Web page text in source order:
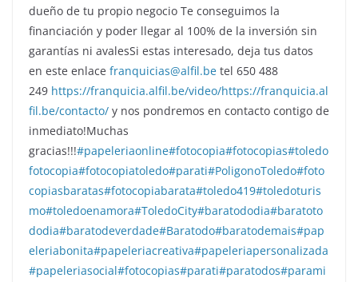
dueño de tu propio negocio Te conseguimos la
financiación y poder llegar al 100% de la inversión sin
garantías ni avalesSi estas interesado, deja tus datos
en este enlace franquicias@alfil.be tel 650 488
249 https://franquicia.alfil.be/video/https://franquicia.al
fil.be/contacto/ y nos pondremos en contacto contigo de
inmediato!Muchas
gracias!!!#papeleriaonline#fotocopia#fotocopias#toledo
fotocopia#fotocopiatoledo#parati#PoligonoToledo#foto
copiasbaratas#fotocopiabarata#toledo419#toledoturis
mo#toledoenamora#ToledoCity#baratododia#baratoto
dodia#baratodeverdade#Baratodo#baratodemais#pap
eleriabonita#papeleriacreativa#papeleriapersonalizada
#papeleriasocial#fotocopias#parati#paratodos#parami